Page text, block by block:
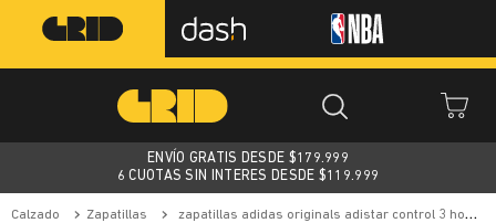
ENVÍO GRATIS DESDE $179.999
6 CUOTAS SIN INTERES DESDE $119.999
calzado zapatillas zapatillas adidas originals adistar control 3 hombre